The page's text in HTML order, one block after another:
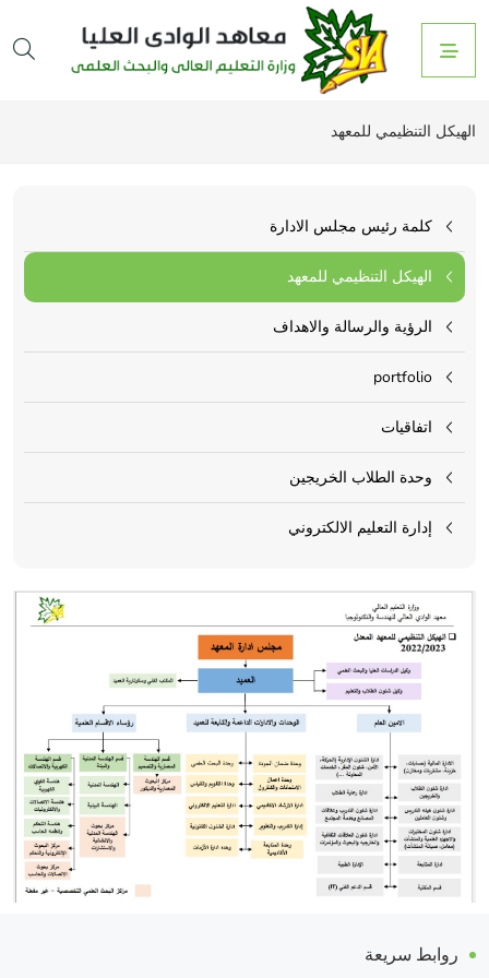
الهيكل التنظيمي للمعهد
كلمة رئيس مجلس الادارة
الهيكل التنظيمي للمعهد
الرؤية والرسالة والاهداف
portfolio
اتفاقيات
وحدة الطلاب الخريجين
إدارة التعليم الالكتروني
روابط سريعة